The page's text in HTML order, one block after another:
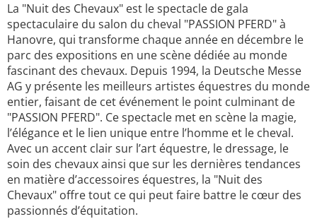
La "Nuit des Chevaux" est le spectacle de gala
spectaculaire du salon du cheval "PASSION PFERD" à
Hanovre, qui transforme chaque année en décembre le
parc des expositions en une scène dédiée au monde
fascinant des chevaux. Depuis 1994, la Deutsche Messe
AG y présente les meilleurs artistes équestres du monde
entier, faisant de cet événement le point culminant de
"PASSION PFERD". Ce spectacle met en scène la magie,
l’élégance et le lien unique entre l’homme et le cheval.
Avec un accent clair sur l’art équestre, le dressage, le
soin des chevaux ainsi que sur les dernières tendances
en matière d’accessoires équestres, la "Nuit des
Chevaux" offre tout ce qui peut faire battre le cœur des
passionnés d’équitation.